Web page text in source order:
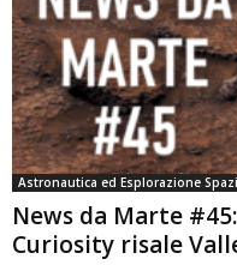
Astronautica ed Esplorazione
News da Marte
Curiosity risale